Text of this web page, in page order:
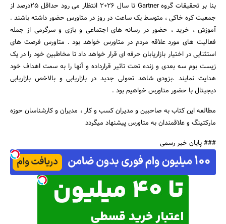
جستجو
بنا بر تحقیقات گروه Gartner تا سال 2026 انتظار می رود حداقل 25درصد از
جمعیت کره خاکی ، متوسط یک ساعت در روز در متاورس حضور داشته باشند .
آموزش ، خرید ، حضور در رسانه های اجتماعی و بازی و سرگرمی از جمله
فعالیت های مورد علاقه مردم در متاورس خواهد بود . متاورس فرصت های
استثنایی در اختیار بازاریابان حرفه ای قرار خواهد داد تا مخاطبین خود را در یک
زیست بوم سه بعدی و زنده تحت تاثیر قرارداده و آنها را به سمت اهداف خود
هدایت نمایند .بزودی شاهد تحولی جدید در بازاریابی و بالاخص بازاریابی
دیجیتال با حضور متاورس خواهیم بود .
مطالعه این کتاب به صاحبین و مدیران کسب و کار ، مدیران و کارشناسان حوزه
مارکتینگ و علاقمندان به متاورس پیشنهاد میگردد
### پایان خبر رسمی